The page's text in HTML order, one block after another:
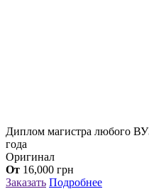
Диплом магистра любого
года
Оригинал
От 16,000 грн
Заказать Подробнее